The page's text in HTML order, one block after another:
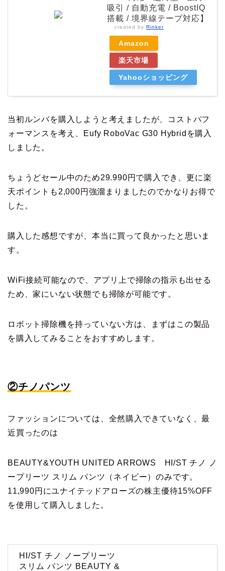
吸引 / 自動充電 / BoostIQ
搭載 / 境界線テープ対応】
created by Rinker
Amazon
楽天市場
Yahooショッピング
当初ルンバを購入しようと考えましたが、コストパフ
ォーマンスを考え、Eufy RoboVac G30 Hybridを購入
しました。
ちょうどセール中のため29.990円で購入でき、更に楽
天ポイントも2,000円強溜まりましたのでかなりお得で
した。
購入した感想ですが、本当に買って良かったと思いま
す。
WiFi接続可能なので、アプリ上で掃除の指示も出せる
ため、家にいない状態でも掃除が可能です。
ロボット掃除機を持っていない方は、まずはこの製品
を購入してみることをおすすめします。
②チノパンツ
ファッションについては、全然購入できていなく、最
近買ったのは
BEAUTY&YOUTH UNITED ARROWS HI/ST チノ ノ
ープリーツ スリム パンツ（ネイビー）のみです。
11,990円にユナイテッドアローズの株主優待15%OFF
を使用して購入しました。
HI/ST チノ ノープリーツ
スリム パンツ BEAUTY &